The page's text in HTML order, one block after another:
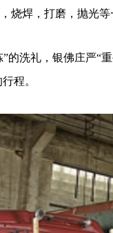
焊，打磨，抛光等
”的洗礼，银佛庄严“
程。